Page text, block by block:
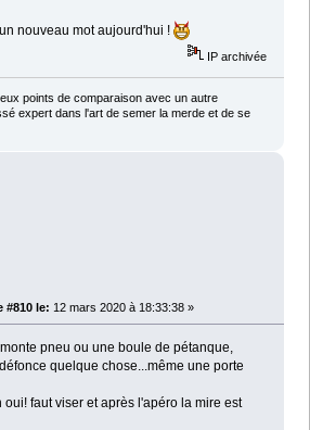
nouveau mot aujourd'hui !
IP archivée
points de comparaison avec un autre
expert dans l'art de semer la merde et de se
#810 le: 12 mars 2020 à 18:33:38 »
pneu ou une boule de pétanque,
quelque chose...même une porte
faut viser et après l'apéro la mire est